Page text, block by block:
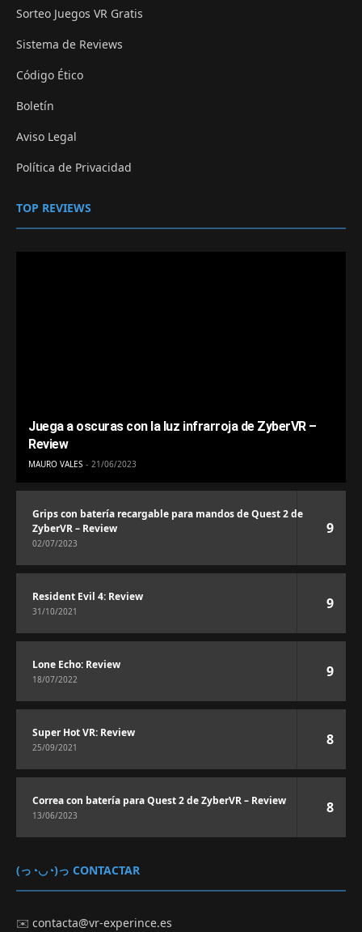
Sorteo Juegos VR Gratis
Sistema de Reviews
Código Ético
Boletín
Aviso Legal
Política de Privacidad
TOP REVIEWS
Juega a oscuras con la luz infrarroja de ZyberVR –
Review
MAURO VALES 21/06/2023
Grips con batería recargable para mandos de Quest 2 de
ZyberVR – Review
02/07/2023
9
Resident Evil 4: Review
31/10/2021 9
Lone Echo: Review
18/07/2022 9
Super Hot VR: Review
25/09/2021 8
Correa con batería para Quest 2 de ZyberVR – Review
13/06/2023 8
(っ◔◡◔)っ CONTACTAR
✉️contacta@vr-experince.es